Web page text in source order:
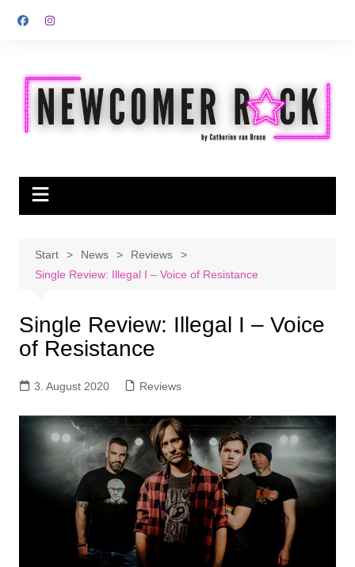
Inhalt
Start News
Reviews
Single Review: Illegal I – Voice of Resistance
Single Review: Illegal I – Voice
of Resistance
3. August 2020 Reviews